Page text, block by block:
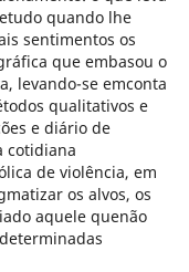
quando lhe
sentimentos os
que embasou o
levando-se emconta
qualitativos e
e diário de
cotidiana
de violência, em
os alvos, os
aquele quenão